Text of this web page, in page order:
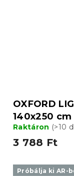
OXFORD
140x250 cm
Raktáron (>10
3 788 Ft
Próbálja ki AR-